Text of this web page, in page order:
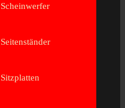
Scheinwerfer
Seitenständer
Sitzplatten